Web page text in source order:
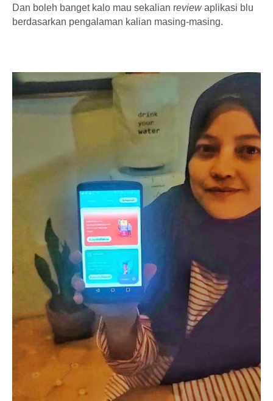
Dan boleh banget kalo mau sekalian reviewaplikasi blu
berdasarkan pengalaman kalian masing-masing.